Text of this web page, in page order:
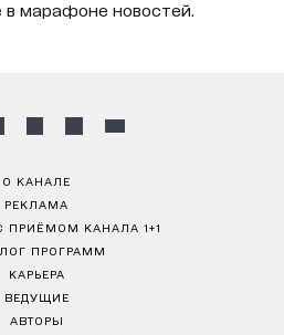
марафоне новостей.
О КАНАЛЕ
РЕКЛАМА
КАНАЛА 1+1
ПРОГРАММ
КАРЬЕРА
ВЕДУЩИЕ
АВТОРЫ